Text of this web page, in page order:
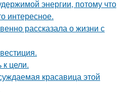
энергии, потому что
интересное.
рассказала о жизни с
к цели.
красавица этой